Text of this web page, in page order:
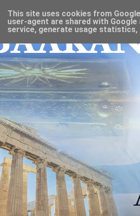
This site uses cookies from
user-agent are shared with
service, generate usage statistics,